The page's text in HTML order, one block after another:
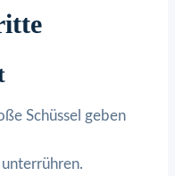
Schüssel geben